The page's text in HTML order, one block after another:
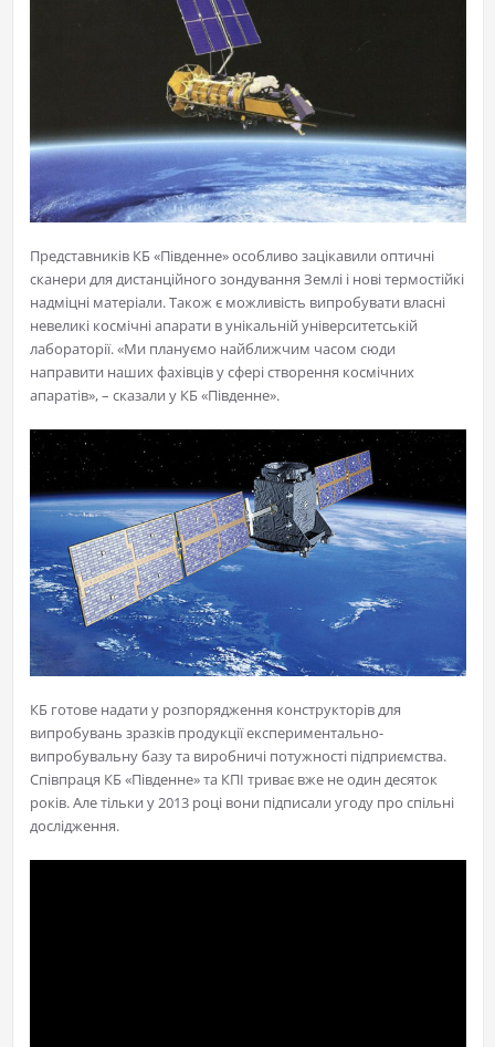
Представників КБ «Південне» особливо зацікавили оптичні
сканери для дистанційного зондування Землі і нові термостійкі
надміцні матеріали. Також є можливість випробувати власні
невеликі космічні апарати в унікальній університетській
лабораторії. «Ми плануємо найближчим часом сюди
направити наших фахівців у сфері створення космічних
апаратів», – сказали у КБ «Південне».
КБ готове надати у розпорядження конструкторів для
випробувань зразків продукції експериментально-
випробувальну базу та виробничі потужності підприємства.
Співпраця КБ «Південне» та КПІ триває вже не один десяток
років. Але тільки у 2013 році вони підписали угоду про спільні
дослідження.